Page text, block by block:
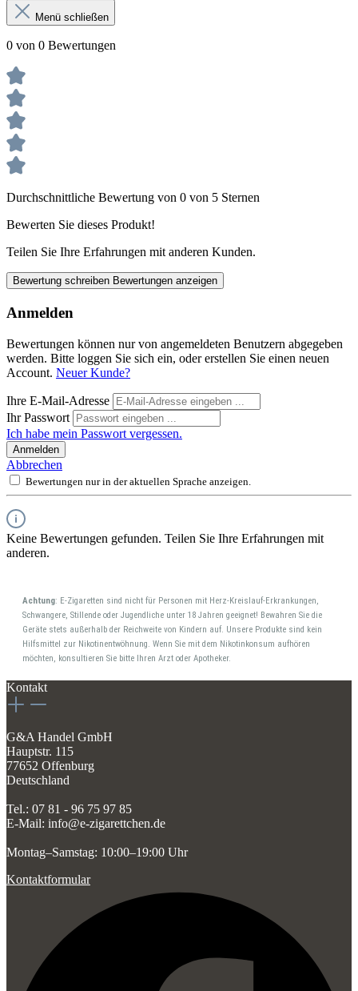
Menü schließen
0 von 0 Bewertungen
Durchschnittliche Bewertung von 0 von 5 Sternen
Bewerten Sie dieses Produkt!
Teilen Sie Ihre Erfahrungen mit anderen Kunden.
Bewertung schreiben Bewertungen anzeigen
Anmelden
Bewertungen können nur von angemeldeten Benutzern abgegeben
werden. Bitte loggen Sie sich ein, oder erstellen Sie einen neuen
Account. Neuer Kunde?
Ihre E-Mail-Adresse
Ihr Passwort
Ich habe mein Passwort vergessen.
Anmelden
Abbrechen
Bewertungen nur in der aktuellen Sprache anzeigen.
Keine Bewertungen gefunden. Teilen Sie Ihre Erfahrungen mit
anderen.
Achtung: E-Zigaretten sind nicht für Personen mit Herz-Kreislauf-Erkrankungen,
Schwangere, Stillende oder Jugendliche unter 18 Jahren geeignet! Bewahren Sie die
Geräte stets außerhalb der Reichweite von Kindern auf. Unsere Produkte sind kein
Hilfsmittel zur Nikotinentwöhnung. Wenn Sie mit dem Nikotinkonsum aufhören
möchten, konsultieren Sie bitte Ihren Arzt oder Apotheker.
Kontakt
G&A Handel GmbH
Hauptstr. 115
77652 Offenburg
Deutschland
Tel.: 07 81 - 96 75 97 85
E-Mail: info@e-zigarettchen.de
Montag–Samstag: 10:00–19:00 Uhr
Kontaktformular